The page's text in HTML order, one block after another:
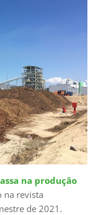
na produção
na revista
de 2021.